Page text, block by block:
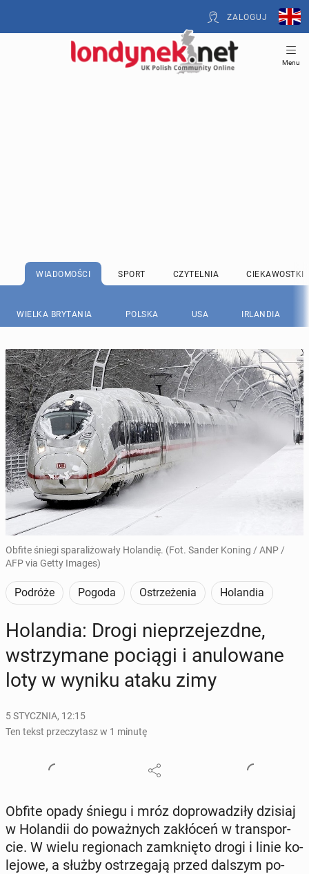
ZALOGUJ
Menu
WIADOMOŚCI SPORT CZYTELNIA CIEKAWOSTKI
WIELKA BRYTANIA POLSKA USA IRLANDIA
Obfite śniegi sparaliżowały Holandię. (Fot. Sander Koning / ANP /
AFP via Getty Images)
Podróże Pogoda Ostrzeżenia Holandia
Ho­lan­dia: Drogi nie­prze­jezd­ne,
wstrzy­ma­ne pociągi i anu­lo­wa­ne
loty w wyniku ataku zimy
5 STYCZNIA, 12:15
Ten tekst przeczytasz w 1 minutę
Obfite opady śniegu i mróz do­pro­wa­dzi­ły dzisiaj
w Ho­lan­dii do po­waż­nych za­kłó­ceń w trans­por­
cie. W wielu re­gio­nach za­mknię­to drogi i linie ko­
le­jo­we, a służby ostrze­ga­ją przed dalszym po­